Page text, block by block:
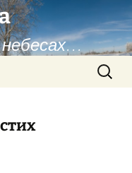
небесах…
Найти: